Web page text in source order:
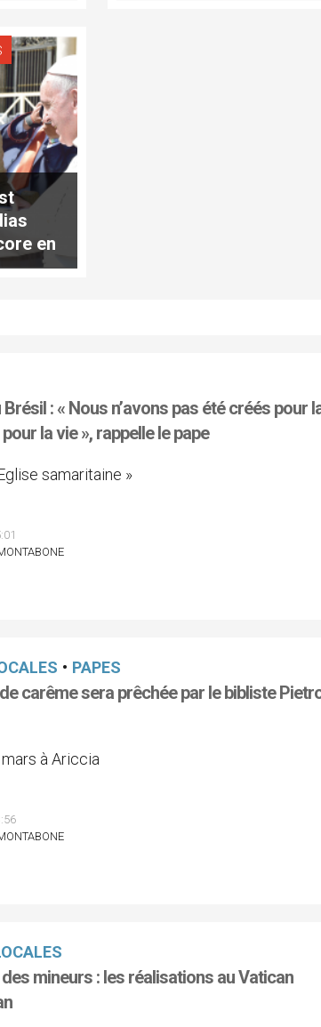
en
: « Nous n’avons pas été créés pour
la vie », rappelle le pape
samaritaine »
• PAPES
carême sera prêchée par le bibliste
à Ariccia
mineurs : les réalisations au Vatican